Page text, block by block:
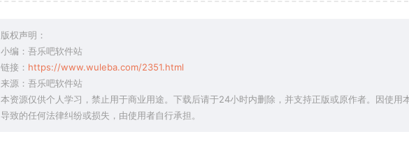
版权声明：
小编：吾乐吧软件站
链接： https://www.wuleba.com/2351.html
来源：吾乐吧软件站
本资源仅供个人学习，禁止用于商业用途。下载后请于24小时内删除，并支持正版或原作者。因使用
导致的任何法律纠纷或损失，由使用者自行承担。